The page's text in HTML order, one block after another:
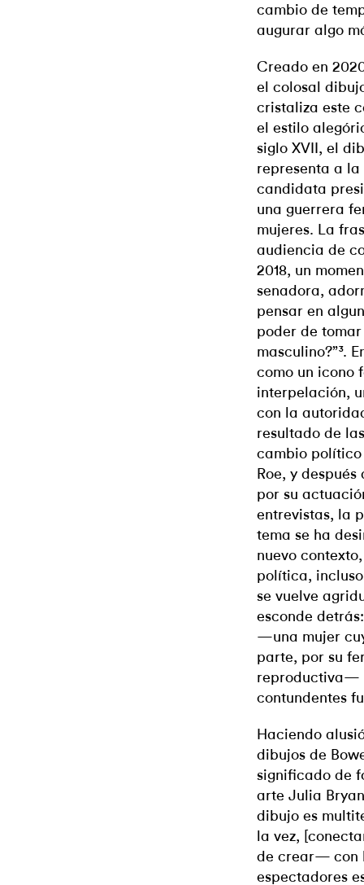
cambio de
augurar algo
Creado en
el colosal
cristaliza este
el estilo
siglo XVII, el
representa a
candidata
una guerrera
mujeres. La
audiencia de
2018, un
senadora,
pensar en
poder de
masculino?”³.
como un icono
interpelación,
con la
resultado de
cambio
Roe, y
por su
entrevistas, la
tema se ha
nuevo
política,
se vuelve
esconde
—una mujer
parte, por su
reproductiva—
contundentes
Haciendo
dibujos de
significado de
arte Julia Bryan
dibujo es
la vez,
de crear— con
espectadores